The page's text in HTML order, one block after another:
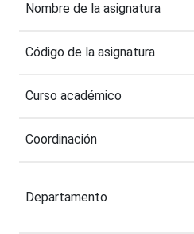
Nombre de la asignatura
Código de la asignatura
Curso académico
Coordinación
Departamento